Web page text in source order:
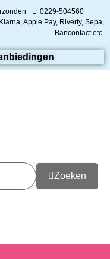
0229-504560
Apple Pay, Riverty, Sepa,
Bancontact etc.
Zoeken